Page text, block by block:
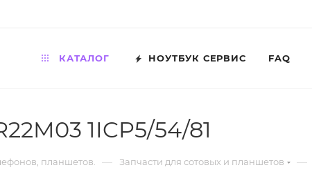
КАТАЛОГ НОУТБУК СЕРВИС FAQ
1ICP5/54/81
планшетов. — Запчасти для сотовых и планшетов —